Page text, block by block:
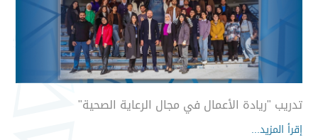
تدريب "ريادة الأعمال في مجال الرعاية الصحية"
إقرأ المزيد...